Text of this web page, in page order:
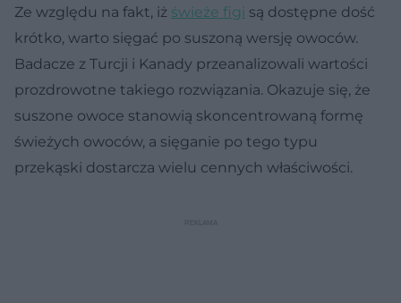
Ze względu na fakt, iż świeże figi są dostępne dość
krótko, warto sięgać po suszoną wersję owoców.
Badacze z Turcji i Kanady przeanalizowali wartości
prozdrowotne takiego rozwiązania. Okazuje się, że
suszone owoce stanowią skoncentrowaną formę
świeżych owoców, a sięganie po tego typu
przekąski dostarcza wielu cennych właściwości.